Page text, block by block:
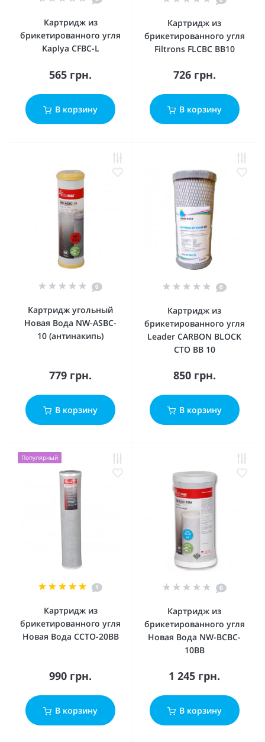
Картридж из
брикетированного угля
Kaplya CFBC-L
565 грн.
В корзину
Картридж из
брикетированного угля
Filtrons FLCBC BB10
726 грн.
В корзину
0
Картридж угольный
Новая Вода NW-ASBC-
10 (антинакипь)
779 грн.
В корзину
0
Картридж из
брикетированного угля
Leader CARBON BLOCK
СТО ВВ 10
850 грн.
В корзину
Популярный
1
Картридж из
брикетированного угля
Новая Вода CCTO-20BB
990 грн.
В корзину
0
Картридж из
брикетированного угля
Новая Вода NW-BCBC-
10BB
1 245 грн.
В корзину